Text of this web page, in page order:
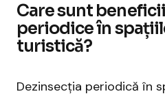
Care sunt
periodice în
turistică?
Dezinsecția periodică în